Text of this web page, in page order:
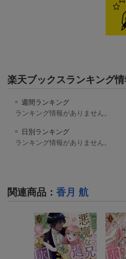
楽天ブックスランキング
週間ランキング
ランキング情報がありません。
日別ランキング
ランキング情報がありません。
関連商品 ： 香月 航